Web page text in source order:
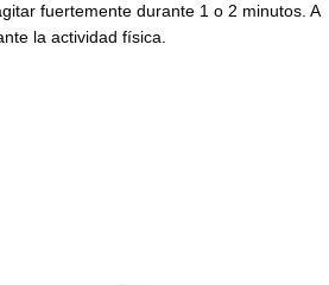
fuertemente durante 1 o 2 minutos. A
la actividad física.